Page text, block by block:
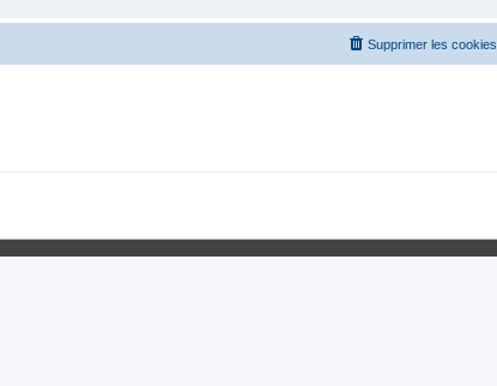
Supprimer les cookies